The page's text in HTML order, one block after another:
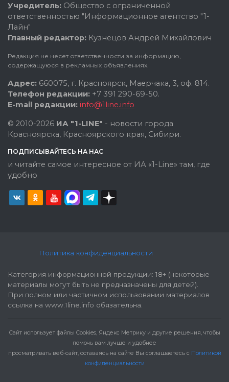
Учредитель: Общество с ограниченной
ответственностью "Информационное агентство "1-
Лайн"
Главный редактор: Кузнецов Андрей Михайлович
Редакция не несет ответственности за информацию,
содержащуюся в рекламных объявлениях.
Адрес: 660075, г. Красноярск, Маерчака, 3, оф. 814.
Телефон редакции: +7 391 290-69-50.
E-mail редакции: info@1line.info
© 2010-2026 ИА "1-LINE" - новости города
Красноярска, Красноярского края, Сибири.
ПОДПИСЫВАЙТЕСЬ НА НАС
и читайте самое интересное от ИА «1-Line» там, где
удобно
Политика конфиденциальности
Категория информационной продукции: 18+ (некоторые
материалы могут быть не предназначены для детей).
При полном или частичном использовании материалов
ссылка на www.1line.info обязательна.
Cайт использует файлы Cookies, Яндекс Метрику и другие решения, чтобы
помочь вам лучше и удобнее
просматривать веб-сайт, оставаясь на сайте Вы соглашаетесь с Политикой
конфиденциальности